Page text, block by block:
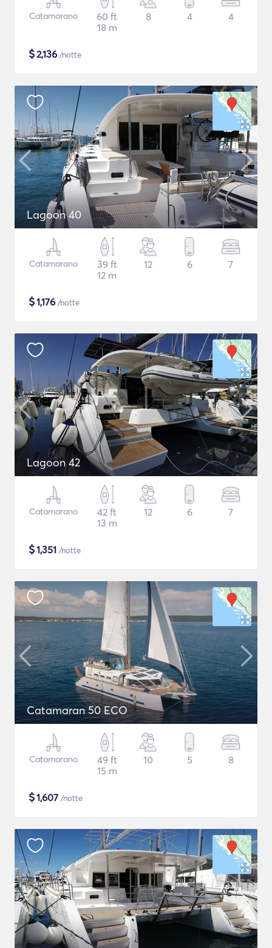
Catamarano
60 ft
18 m
8 4 4
$2,136 /notte
Lagoon 40
Catamarano
39 ft
12 m
12 6 7
$1,176 /notte
Lagoon 42
Catamarano
42 ft
13 m
12 6 7
$1,351 /notte
Catamaran 50 ECO
Catamarano
49 ft
15 m
10 5 8
$1,607 /notte